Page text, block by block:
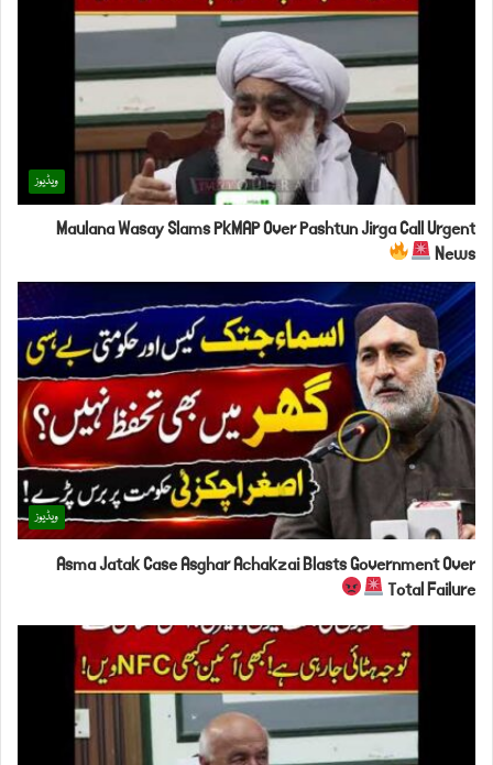
ویڈیوز
Maulana Wasay Slams PkMAP Over Pashtun Jirga Call Urgent
News
ویڈیوز
Asma Jatak Case Asghar Achakzai Blasts Government Over
Total Failure